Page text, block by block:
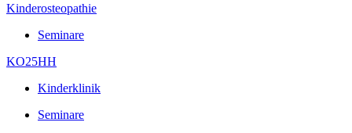
Kinderosteopathie
Seminare
KO25HH
Kinderklinik
Seminare